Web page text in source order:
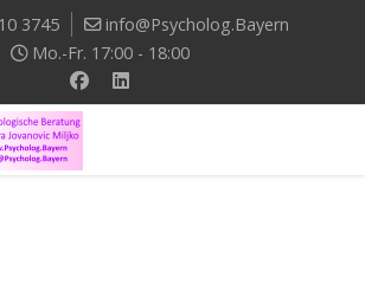
3745
info@Psycholog.Bayern
Mo.-Fr. 17:00 - 18:00